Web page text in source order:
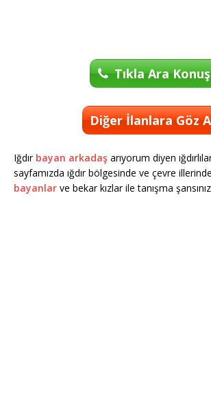
Tıkla Ara Konuş
Diğer İlanlara Göz
Iğdır bayan arkadaş arıyorum diyen
sayfamızda ığdır bölgesinde ve çevre
bayanlar ve bekar kızlar ile tanışma